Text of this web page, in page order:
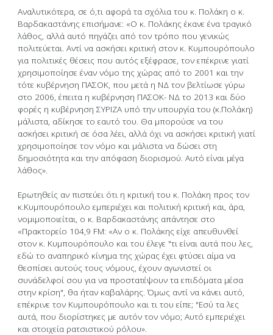
Αναλυτικότερα, σε ό,τι αφορά τα σχόλια του κ. Πολάκη ο κ.
Βαρδακαστάνης επισήμανε: «Ο κ. Πολάκης έκανε ένα τραγικό
λάθος, αλλά αυτό πηγάζει από τον τρόπο που γενικώς
πολιτεύεται. Αντί να ασκήσει κριτική στον κ. Κυμπουρόπουλο
για πολιτικές θέσεις που αυτός εξέφρασε, τον επέκρινε γιατί
χρησιμοποίησε έναν νόμο της χώρας από το 2001 και την
τότε κυβέρνηση ΠΑΣΟΚ, που μετά η ΝΔ τον βελτίωσε γύρω
στο 2006, έπειτα η κυβέρνηση ΠΑΣΟΚ- ΝΔ το 2013 και δύο
φορές η κυβέρνηση ΣΥΡΙΖΑ υπό την υπουργία του (κ.Πολάκη)
μάλιστα, αδίκησε το εαυτό του. Θα μπορούσε να του
ασκήσει κριτική σε όσα λέει, αλλά όχι να ασκήσει κριτική γιατί
χρησιμοποίησε τον νόμο και μάλιστα να δώσει στη
δημοσιότητα και την απόφαση διορισμού. Αυτό είναι μέγα
λάθος».
Ερωτηθείς αν πιστεύει ότι η κριτική του κ. Πολάκη προς τον
κ.Κυμπουρόπουλο εμπεριέχει και πολιτική κριτική και, άρα,
νομιμοποιείται, ο κ. Βαρδακαστάνης απάντησε στο
«Πρακτορείο 104,9 FM: «Αν ο κ. Πολάκης είχε απευθυνθεί
στον κ. Κυμπουρόπουλο και του έλεγε "τι είναι αυτά που λες,
εδώ το αναπηρικό κίνημα της χώρας έχει φτύσει αίμα να
θεσπίσει αυτούς τους νόμους, έχουν αγωνιστεί οι
συνάδελφοί σου για να προστατέψουν τα επιδόματα μέσα
στην κρίση", θα ήταν καβαλάρης. Όμως αντί να κάνει αυτό,
επέκρινε τον Κυμπουρόπουλο και τι του είπε; "Εσύ τα λες
αυτά, που διορίστηκες με αυτόν τον νόμο; Αυτό εμπεριέχει
και στοιχεία ρατσιστικού ρόλου».